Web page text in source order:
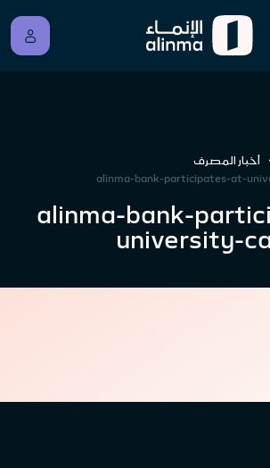
أخبار المصرف
alinma-bank-participates-at-
alinma-bank-
university-